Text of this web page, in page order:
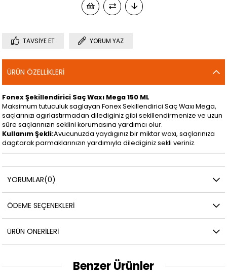
TAVSIYE ET YORUM YAZ
ÜRÜN ÖZELLIKLERI
Fonex Şekillendirici Saç Waxı Mega 150 ML
Maksimum tutuculuk saglayan Fonex Sekillendirici Saç Waxı Mega,
saçlarınızı agırlastırmadan dilediginiz gibi sekillendirmenize ve uzun
süre saçlarınızın seklini korumasına yardımcı olur.
Kullanım Şekli:Avucunuzda yaydıgınız bir miktar waxı, saçlarınıza
dagıtarak parmaklarınızın yardımıyla dilediginiz sekli veriniz.
YORUMLAR(0)
ÖDEME SEÇENEKLERI
ÜRÜN ÖNERILERI
Benzer Ürünler